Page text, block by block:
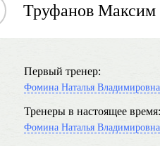
Труфанов Максим
Первый тренер:
Фомина Наталья Владимировна
Тренеры в настоящее время:
Фомина Наталья Владимировна